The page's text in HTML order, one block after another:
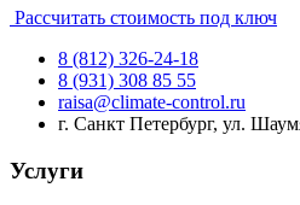
Рассчитать стоимость под ключ
8 (812) 326-24-18
8 (931) 308 85 55
raisa@climate-control.ru
г. Санкт Петербург, ул.
Услуги